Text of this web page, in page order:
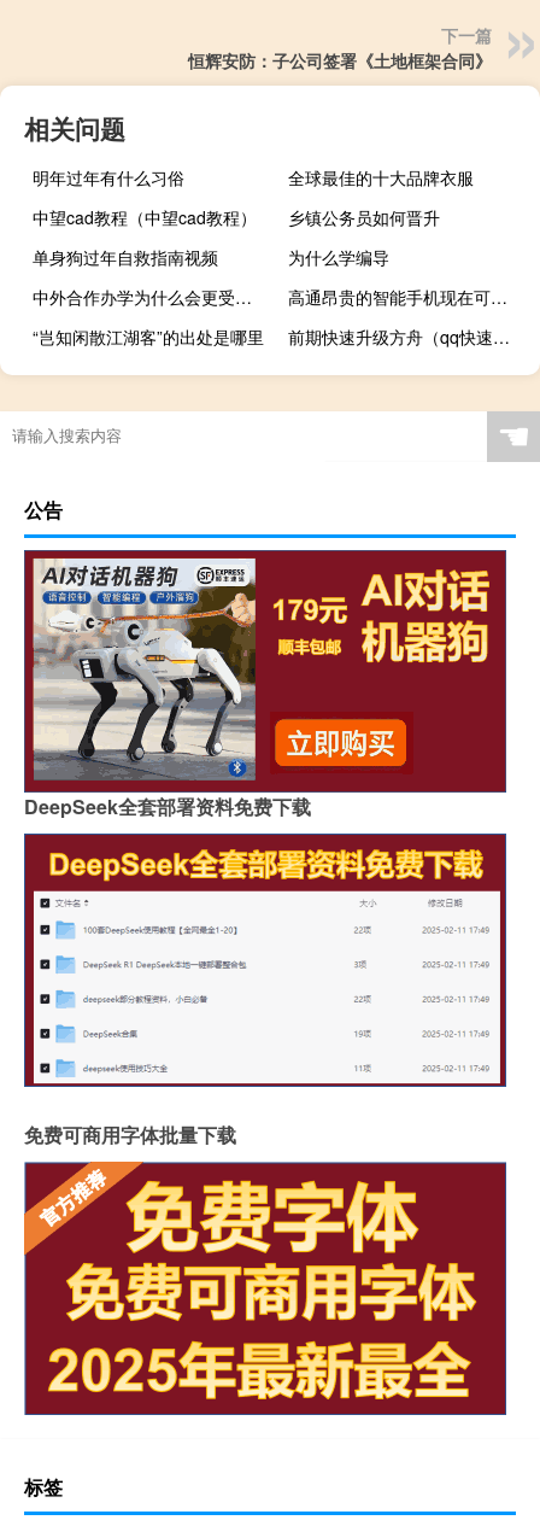
下一篇
恒辉安防：子公司签署《土地框架合同》
相关问题
明年过年有什么习俗
全球最佳的十大品牌衣服
中望cad教程（中望cad教程）
乡镇公务员如何晋升
单身狗过年自救指南视频
为什么学编导
中外合作办学为什么会更受外企方面的认可
高通昂贵的智能手机现在可以预订了
“岂知闲散江湖客”的出处是哪里
前期快速升级方舟（qq快速升级）
☚
公告
DeepSeek全套部署资料免费下载
免费可商用字体批量下载
标签